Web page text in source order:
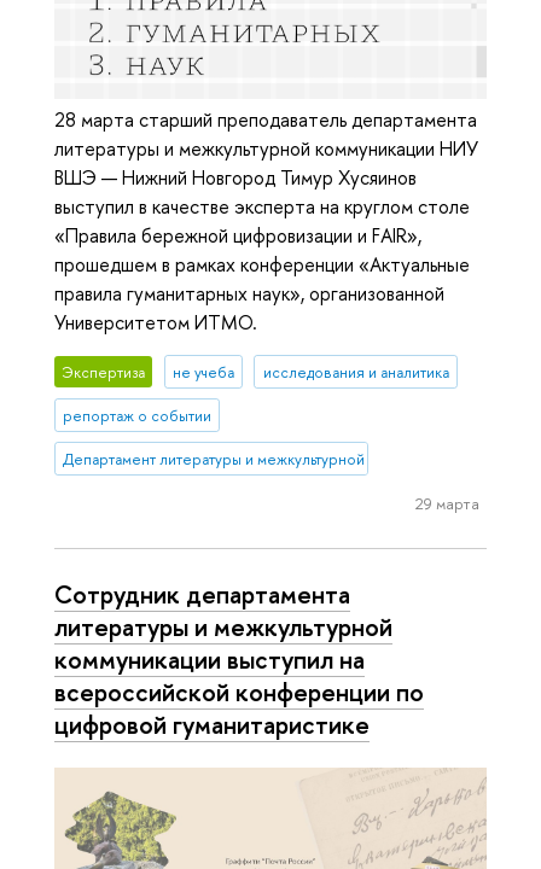
28 марта старший преподаватель департамента
литературы и межкультурной коммуникации НИУ
ВШЭ — Нижний Новгород Тимур Хусяинов
выступил в качестве эксперта на круглом столе
«Правила бережной цифровизации и FAIR»,
прошедшем в рамках конференции «Актуальные
правила гуманитарных наук», организованной
Университетом ИТМО.
Экспертиза не учеба исследования и аналитика
репортаж о событии
Департамент литературы и межкультурной коммуникации
29 марта
Сотрудник департамента
литературы и межкультурной
коммуникации выступил на
всероссийской конференции по
цифровой гуманитаристике